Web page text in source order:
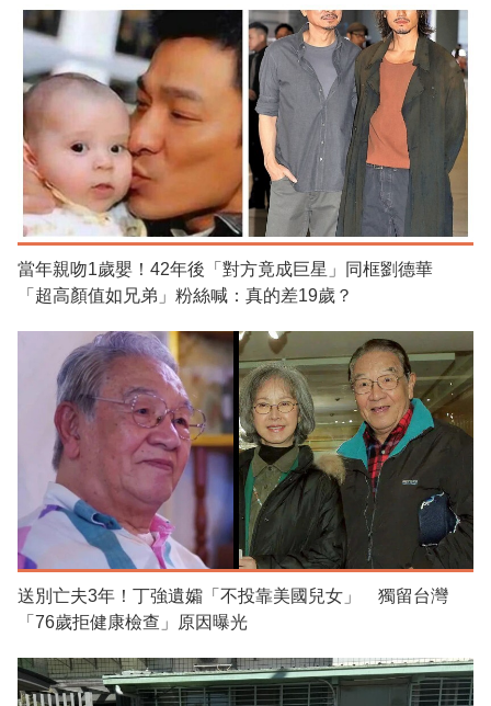
當年親吻1歲嬰！42年後「對方竟成巨星」同框劉德華
「超高顏值如兄弟」粉絲喊：真的差19歲？
送別亡夫3年！丁強遺孀「不投靠美國兒女」 獨留台灣
「76歲拒健康檢查」原因曝光